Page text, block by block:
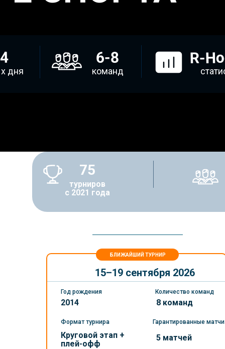
дня команд
6-8 R-
75
турниров
с 2021 года
Год рождения
2014 8 команд
Количество команд
Формат турнира
Круговой этап +
плей-офф
Гарантированные матчи
5 матчей
15–19 сентября 2026
БЛИЖАЙШИЙ ТУРНИР